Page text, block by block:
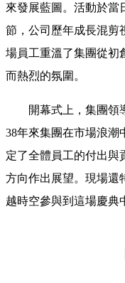
來發展藍圖。活動於當
節，公司歷年成長混剪
場員工重溫了集團從初
而熱烈的氛圍。
開幕式上，集團領
38年來集團在市場浪潮
定了全體員工的付出與
方向作出展望。現場還
越時空參與到這場慶典